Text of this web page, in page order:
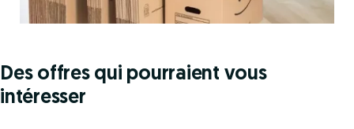
Des offres qui pourraient vous
intéresser